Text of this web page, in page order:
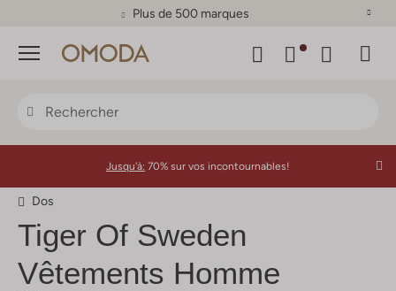
Plus de 500 marques
Menu
Jusqu'à: 70% sur vos incontournables!
Dos
Tiger Of Sweden
Vêtements Homme